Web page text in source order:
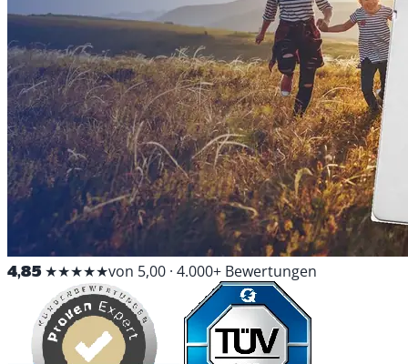
4,85 ★★★★★von 5,00 · 4.000+ Bewertungen